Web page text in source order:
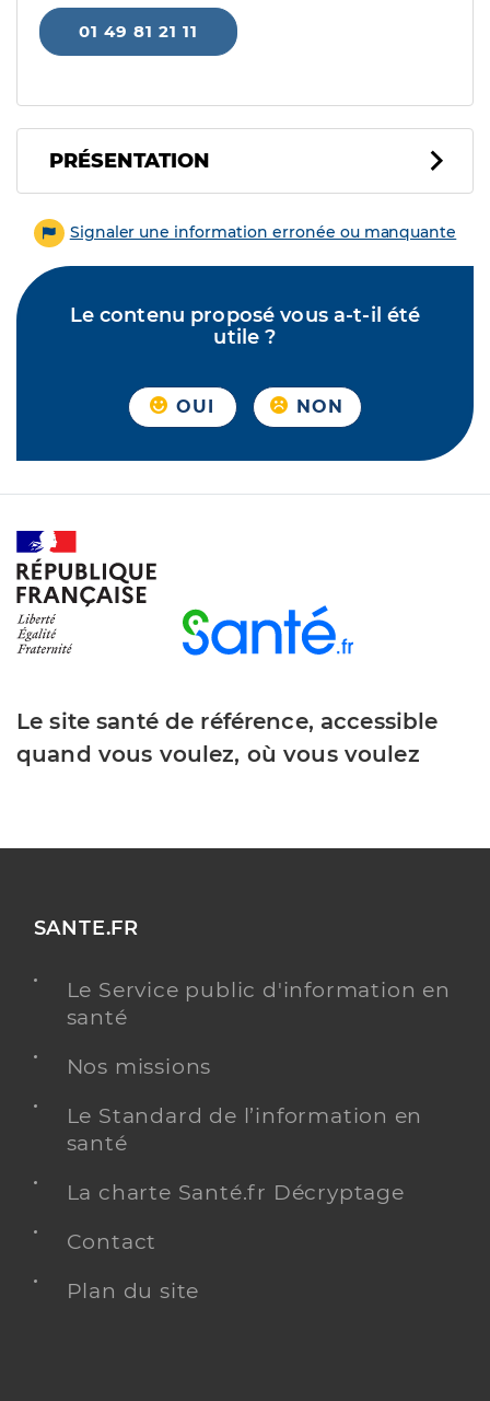
01 49 81 21 11
PRÉSENTATION
Signaler une information erronée ou manquante
Le contenu proposé vous a-t-il été
utile ?
OUI NON
Le site santé de référence, accessible
quand vous voulez, où vous voulez
SANTE.FR
Le Service public d'information en
santé
Nos missions
Le Standard de l’information en
santé
La charte Santé.fr Décryptage
Contact
Plan du site